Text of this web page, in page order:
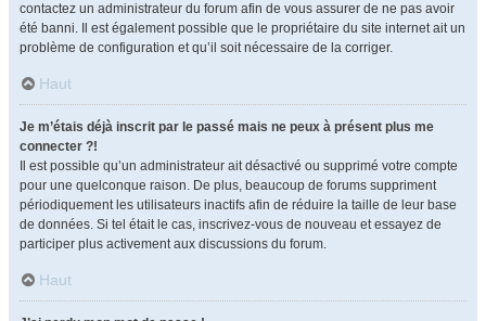
contactez un administrateur du forum afin de vous assurer de ne pas avoir
été banni. Il est également possible que le propriétaire du site internet ait un
problème de configuration et qu’il soit nécessaire de la corriger.
Haut
Je m’étais déjà inscrit par le passé mais ne peux à présent plus me
connecter ?!
Il est possible qu’un administrateur ait désactivé ou supprimé votre compte
pour une quelconque raison. De plus, beaucoup de forums suppriment
périodiquement les utilisateurs inactifs afin de réduire la taille de leur base
de données. Si tel était le cas, inscrivez-vous de nouveau et essayez de
participer plus activement aux discussions du forum.
Haut